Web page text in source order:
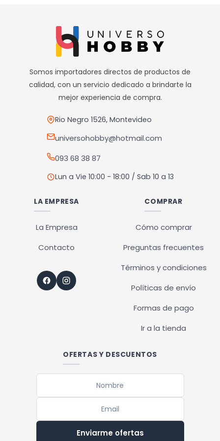
Somos importadores directos de productos de
calidad, con un servicio dedicado a brindarte la
mejor experiencia de compra.
Rio Negro 1526, Montevideo
universohobby@hotmail.com
093 68 38 87
Lun a Vie 10:00 - 18:00 / Sab 10 a 13
LA EMPRESA
La Empresa
Contacto
COMPRAR
Cómo comprar
Preguntas frecuentes
Términos y condiciones
Políticas de envío
Formas de pago
Ir a la tienda
OFERTAS Y DESCUENTOS
Enviarme ofertas